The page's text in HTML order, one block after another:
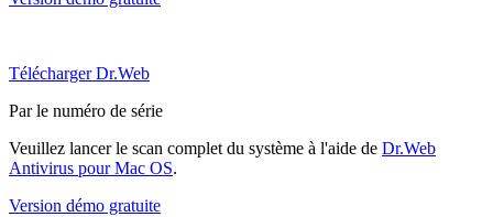
Télécharger Dr.Web
Par le numéro de série
Veuillez lancer le scan complet du système à l'aide de Dr.Web
Antivirus pour Mac OS.
Version démo gratuite